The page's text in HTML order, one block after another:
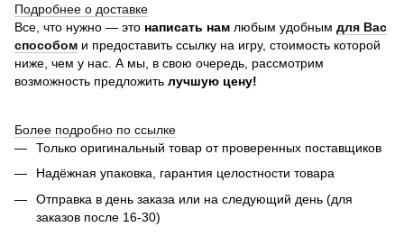
Подробнее о доставке
Все, что нужно — это написать нам любым удобным для Вас
способом и предоставить ссылку на игру, стоимость которой
ниже, чем у нас. А мы, в свою очередь, рассмотрим
возможность предложить лучшую цену!
Более подробно по ссылке
Только оригинальный товар от проверенных поставщиков
Надёжная упаковка, гарантия целостности товара
Отправка в день заказа или на следующий день (для
заказов после 16-30)